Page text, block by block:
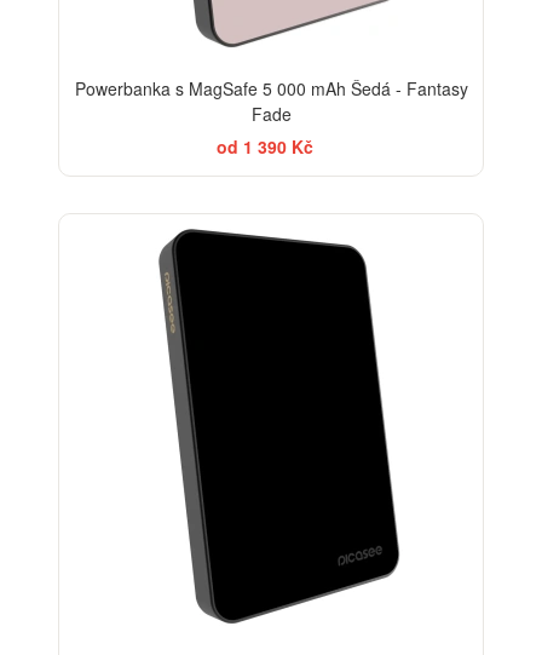
Powerbanka s MagSafe 5 000 mAh Šedá - Fantasy
Fade
od 1 390 Kč